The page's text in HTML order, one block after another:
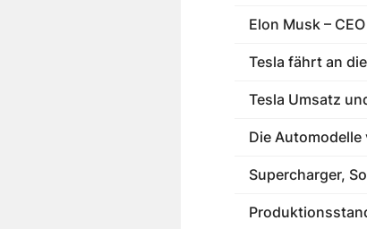
Elon Musk –
Tesla fährt an
Tesla Umsatz
Die Automodelle
Supercharger,